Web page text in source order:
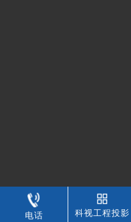
电话 科视工程投影